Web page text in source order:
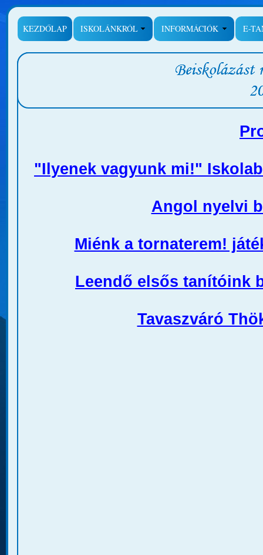
KEZDŐLAP ISKOLÁNKRÓL INFORMÁCIÓK E-
"Ilyenek vagyunk mi!"
Angol nyelvi
Miénk a tornaterem!
Leendő elsős tanítóink
Tavaszváró